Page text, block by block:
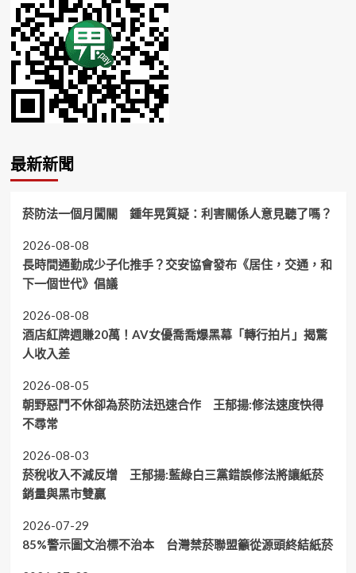
最新新聞
菸防法一個月闖關 鍾年晃質疑：利害關係人意見聽了嗎？
2026-08-08
長時間通勤成少子化推手？交安協會發布《居住，交通，和
下一個世代》倡議
2026-08-08
酒店紅牌週賺20萬！AV女優喬喬爆黑幕「轉行拍片」揭驚
人收入差
2026-08-05
朝野惡鬥不休卻為菸防法迅速合作 王郁揚:修法速度快得
不尋常
2026-08-03
菸稅收入不減反增 王郁揚:藍綠白三黨錯誤修法將讓紙菸
銷量與黑市雙贏
2026-07-29
85%警示圖文治標不治本 台灣禁菸聯盟籲從源頭終結紙菸